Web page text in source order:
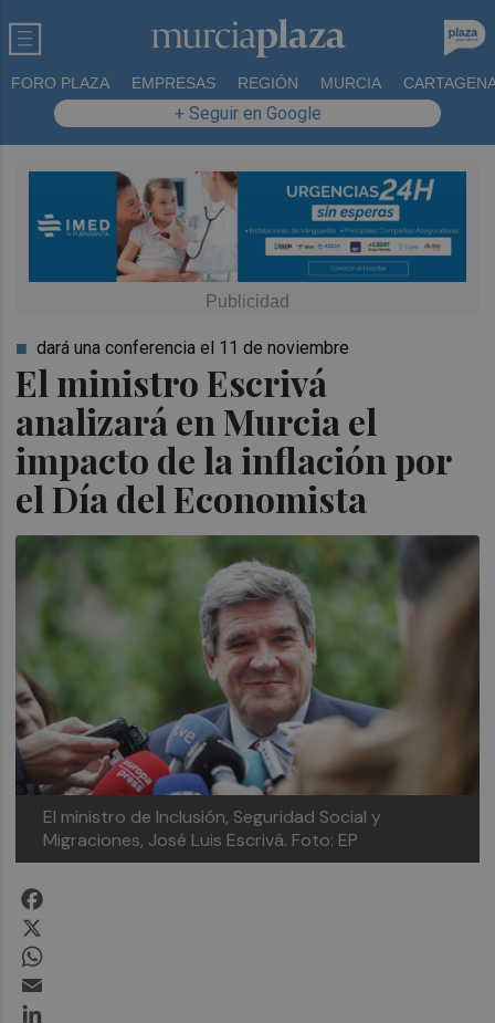
FORO PLAZA EMPRESAS REGIÓN MURCIA
+ Seguir en Google
El ministro Escrivá
analizará en Murcia el
impacto de la inflación por
el Día del Economista
dará una conferencia el 11 de noviembre
El ministro de Inclusión, Seguridad Social y
Migraciones, José Luis Escrivá. Foto: EP